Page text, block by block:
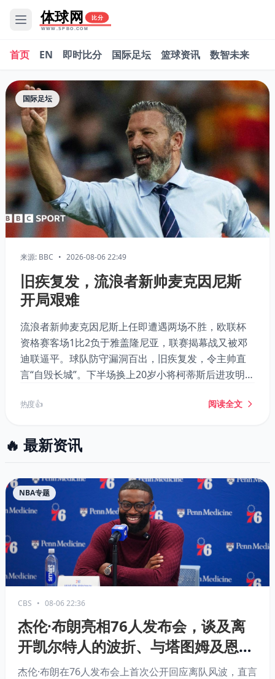
体球网 比分
WWW.SPBO.COM
首页 EN 即时比分 国际足坛 篮球资讯 数智未来
国际足坛
来源: BBC • 2026-08-06 22:49
旧疾复发，流浪者新帅麦克因尼斯
开局艰难
流浪者新帅麦克因尼斯上任即遭遇两场不胜，欧联杯
资格赛客场1比2负于雅盖隆尼亚，联赛揭幕战又被邓
迪联逼平。球队防守漏洞百出，旧疾复发，令主帅直
言“自毁长城”。下半场换上20岁小将柯蒂斯后进攻明显
热度 👍 阅读全文
🔥 最新资讯
NBA专题
CBS • 08-06 22:36
杰伦·布朗亮相76人发布会，谈及离
开凯尔特人的波折、与塔图姆及恩比
德的关系
杰伦·布朗在76人发布会上首次公开回应离队风波，直言